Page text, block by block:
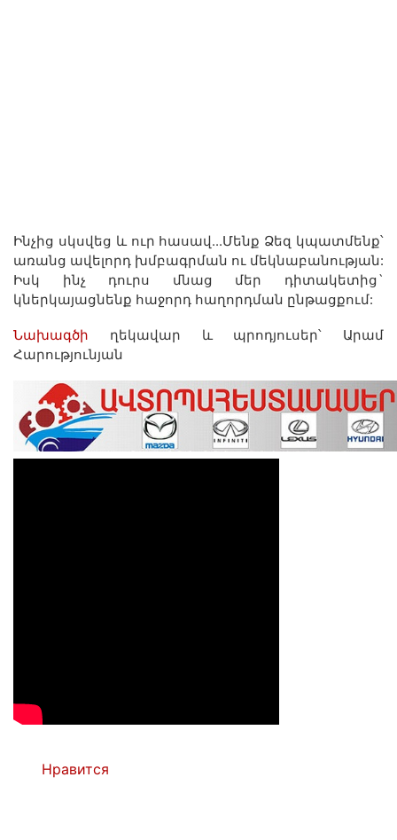
Ինչից սկսվեց և ուր հասավ...Մենք Ձեզ կպատմենք՝
առանց ավելորդ խմբագրման ու մեկնաբանության:
Իսկ ինչ դուրս մնաց մեր դիտակետից`
կներկայացնենք հաջորդ հաղորդման ընթացքում:
Նախագծի ղեկավար և պրոդյուսեր՝ Արամ
Հարությունյան
Нравится